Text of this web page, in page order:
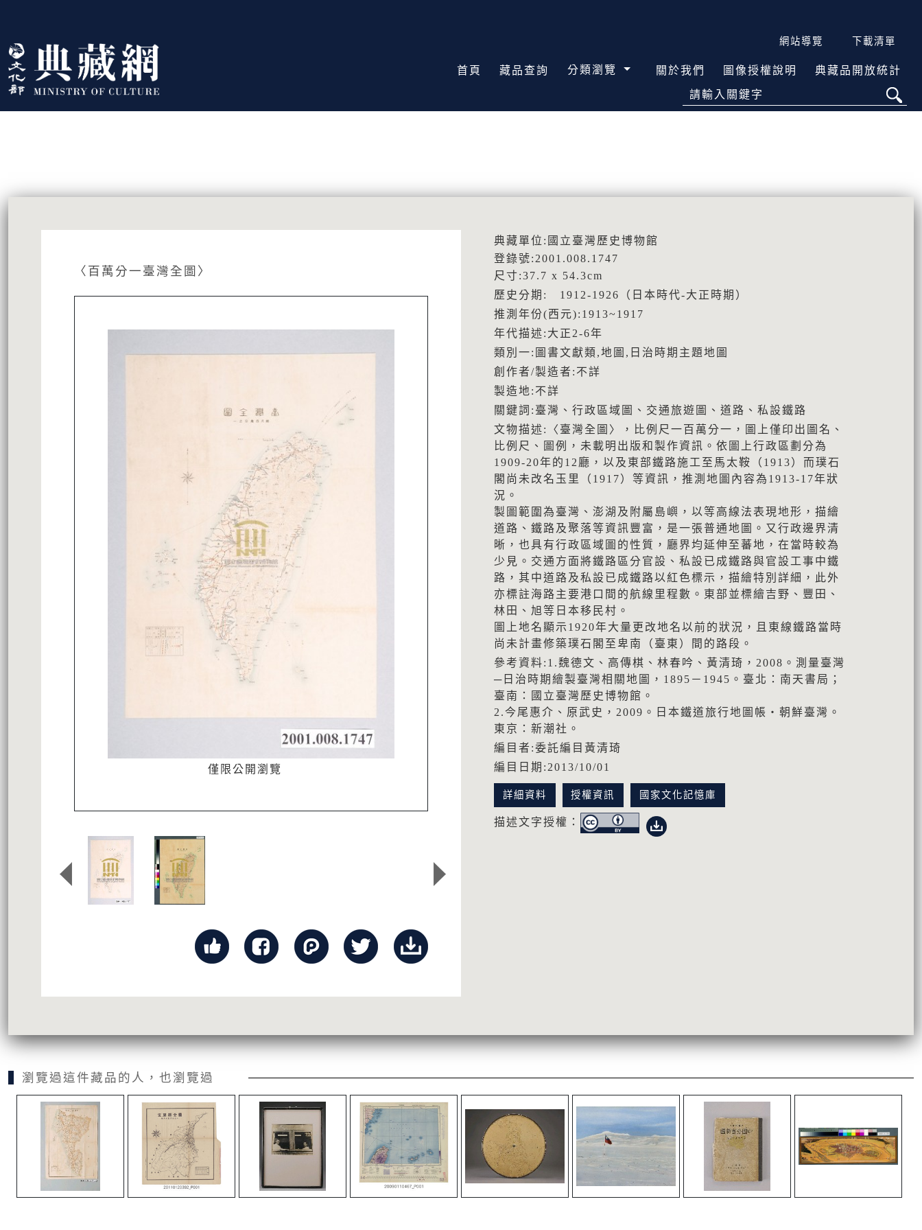
:::
網站導覽 下載清單
首頁 藏品查詢 分類瀏覽 關於我們 圖像授權說明 典藏品開放統計
請輸入關鍵字
〈百萬分一臺灣全圖〉
僅限公開瀏覽
典藏單位:國立臺灣歷史博物館
登錄號:2001.008.1747
尺寸:37.7 x 54.3cm
歷史分期: 1912-1926（日本時代-大正時期）
推測年份(西元):1913~1917
年代描述:大正2-6年
類別一:圖書文獻類,地圖,日治時期主題地圖
創作者/製造者:不詳
製造地:不詳
關鍵詞:臺灣、行政區域圖、交通旅遊圖、道路、私設鐵路
文物描述:〈臺灣全圖〉，比例尺一百萬分一，圖上僅印出圖名、
比例尺、圖例，未載明出版和製作資訊。依圖上行政區劃分為
1909-20年的12廳，以及東部鐵路施工至馬太鞍（1913）而璞石
閣尚未改名玉里（1917）等資訊，推測地圖內容為1913-17年狀
況。
製圖範圍為臺灣、澎湖及附屬島嶼，以等高線法表現地形，描繪
道路、鐵路及聚落等資訊豐富，是一張普通地圖。又行政邊界清
晰，也具有行政區域圖的性質，廳界均延伸至蕃地，在當時較為
少見。交通方面將鐵路區分官設、私設已成鐵路與官設工事中鐵
路，其中道路及私設已成鐵路以紅色標示，描繪特別詳細，此外
亦標註海路主要港口間的航線里程數。東部並標繪吉野、豐田、
林田、旭等日本移民村。
圖上地名顯示1920年大量更改地名以前的狀況，且東線鐵路當時
尚未計畫修築璞石閣至卑南（臺東）間的路段。
參考資料:1.魏德文、高傳棋、林春吟、黃清琦，2008。測量臺灣
─日治時期繪製臺灣相關地圖，1895－1945。臺北：南天書局；
臺南：國立臺灣歷史博物館。
2.今尾惠介、原武史，2009。日本鐵道旅行地圖帳‧朝鮮臺灣。
東京：新潮社。
編目者:委託編目黃清琦
編目日期:2013/10/01
詳細資料 授權資訊 國家文化記憶庫
描述文字授權：
瀏覽過這件藏品的人，也瀏覽過